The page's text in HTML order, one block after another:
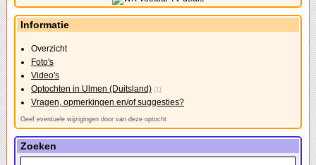
Informatie
Overzicht
Foto's
Video's
Optochten in Ulmen (Duitsland) (1)
Vragen, opmerkingen en/of suggesties?
Geef eventuele wijzigingen door van deze optocht
Zoeken